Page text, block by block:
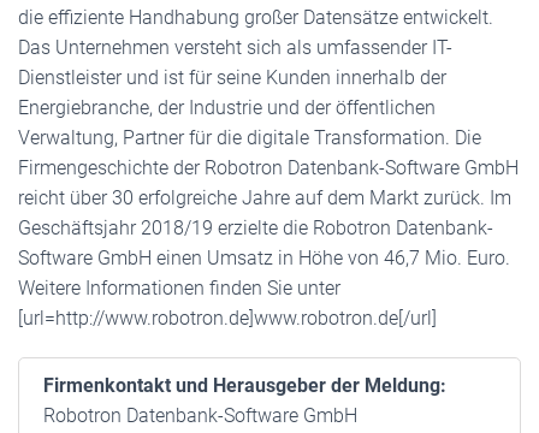
die effiziente Handhabung großer Datensätze entwickelt.
Das Unternehmen versteht sich als umfassender IT-
Dienstleister und ist für seine Kunden innerhalb der
Energiebranche, der Industrie und der öffentlichen
Verwaltung, Partner für die digitale Transformation. Die
Firmengeschichte der Robotron Datenbank-Software GmbH
reicht über 30 erfolgreiche Jahre auf dem Markt zurück. Im
Geschäftsjahr 2018/19 erzielte die Robotron Datenbank-
Software GmbH einen Umsatz in Höhe von 46,7 Mio. Euro.
Weitere Informationen finden Sie unter
[url=http://www.robotron.de]www.robotron.de[/url]
Firmenkontakt und Herausgeber der Meldung:
Robotron Datenbank-Software GmbH